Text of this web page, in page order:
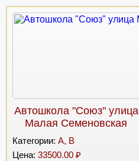
Автошкола "Союз" улица
Малая Семеновская
Категории: A, B
Цена: 33500.00 ₽